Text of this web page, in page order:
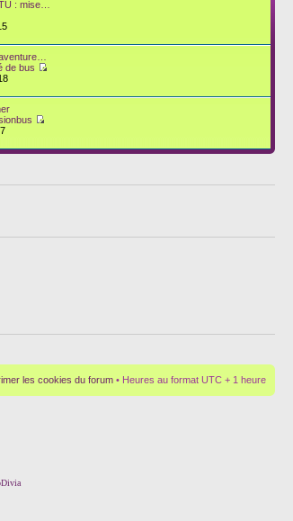
: mise…
de bus
les cookies du forum • Heures au format UTC + 1 heure